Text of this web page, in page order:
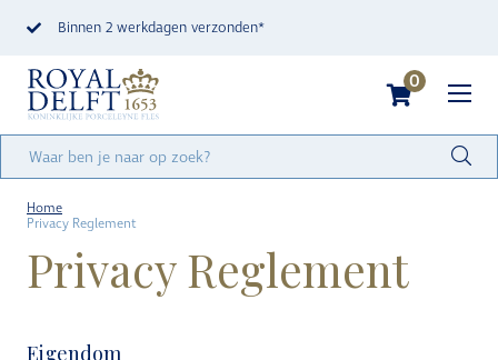
Binnen 2 werkdagen verzonden*
0
Home
Privacy Reglement
Privacy Reglement
Eigendom